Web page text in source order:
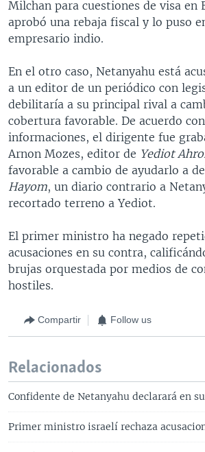
Milchan para cuestiones de visa en
aprobó una rebaja fiscal y lo puso
empresario indio.
En el otro caso, Netanyahu está
a un editor de un periódico con
debilitaría a su principal rival a
cobertura favorable. De acuerdo
informaciones, el dirigente fue
Arnon Mozes, editor de Yediot
favorable a cambio de ayudarlo a
Hayom, un diario contrario a
recortado terreno a Yediot.
El primer ministro ha negado
acusaciones en su contra,
brujas orquestada por medios de
hostiles.
Compartir Follow us
Relacionados
Confidente de Netanyahu declarará en
Primer ministro israelí rechaza